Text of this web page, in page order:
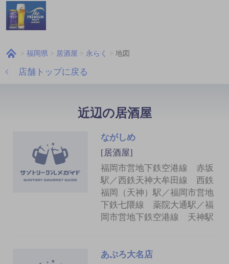
福岡県 居酒屋 永らく 地図
店舗トップに戻る
近辺の居酒屋
ながしめ
[居酒屋]
福岡市営地下鉄空港線 赤坂
駅／西鉄天神大牟田線 西鉄
福岡（天神）駅／福岡市営地
下鉄七隈線 薬院大通駅／福
岡市営地下鉄空港線 天神駅
あぷろ大名店